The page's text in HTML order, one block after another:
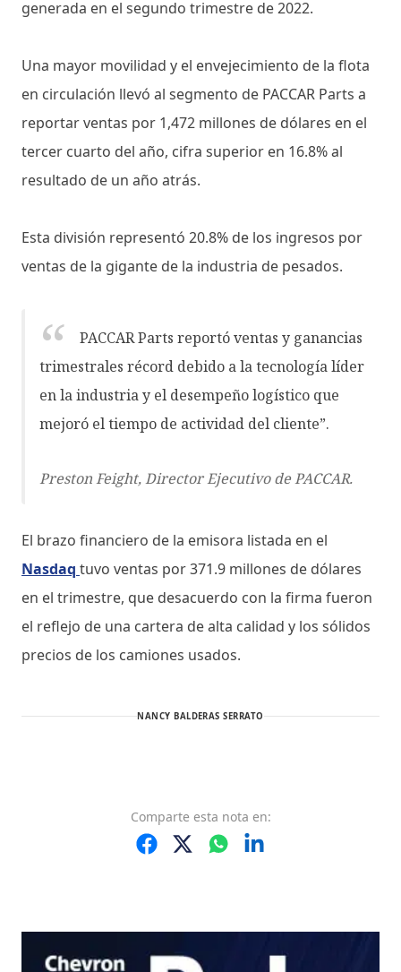
generada en el segundo trimestre de 2022.
Una mayor movilidad y el envejecimiento de la flota
en circulación llevó al segmento de PACCAR Parts a
reportar ventas por 1,472 millones de dólares en el
tercer cuarto del año, cifra superior en 16.8% al
resultado de un año atrás.
Esta división representó 20.8% de los ingresos por
ventas de la gigante de la industria de pesados.
PACCAR Parts reportó ventas y ganancias
trimestrales récord debido a la tecnología líder
en la industria y el desempeño logístico que
mejoró el tiempo de actividad del cliente”.
Preston Feight, Director Ejecutivo de PACCAR.
El brazo financiero de la emisora listada en el
Nasdaq tuvo ventas por 371.9 millones de dólares
en el trimestre, que desacuerdo con la firma fueron
el reflejo de una cartera de alta calidad y los sólidos
precios de los camiones usados.
NANCY BALDERAS SERRATO
Comparte esta nota en: